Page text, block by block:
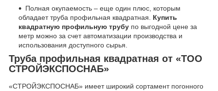
Полная окупаемость – еще один плюс, которым
обладает труба профильная квадратная. Купить
квадратную профильную трубу по выгодной цене за
метр можно за счет автоматизации производства и
использования доступного сырья.
Труба профильная квадратная от «ТОО
СТРОЙЭКСПОСНАБ»
«СТРОЙЭКСПОСНАБ» имеет широкий сортамент погонного